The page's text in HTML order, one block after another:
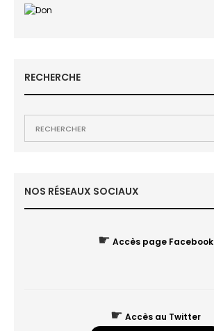
RECHERCHE
NOS RÉSEAUX SOCIAUX
☛ Accès page Facebook
☛ Accès au Twitter